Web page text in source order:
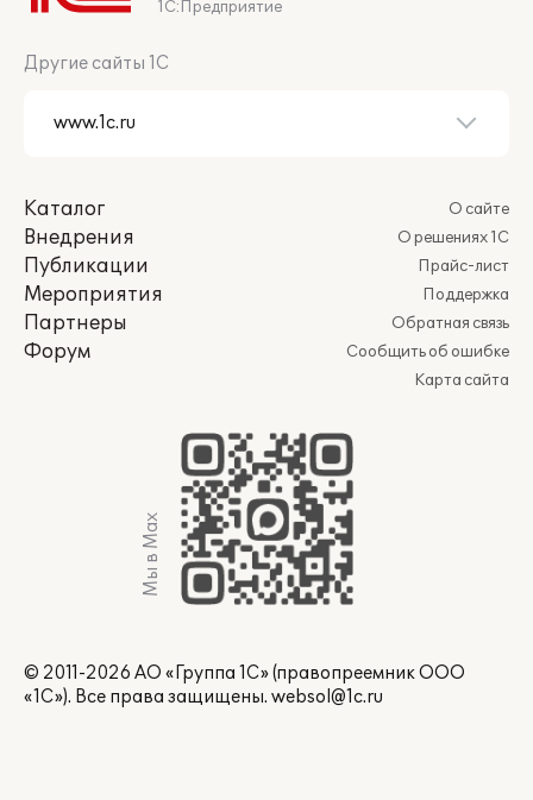
1С:Предприятие
Другие сайты 1С
Каталог
Внедрения
Публикации
Мероприятия
Партнеры
Форум
О сайте
О решениях 1С
Прайс-лист
Поддержка
Обратная связь
Сообщить об ошибке
Карта сайта
Мы в Max
© 2011-2026 АО «Группа 1С» (правопреемник ООО
«1С»). Все права защищены. websol@1c.ru